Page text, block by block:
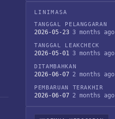
LINIMASA
TANGGAL PELANGGARAN
2026-05-23 3 months ago
TANGGAL LEAKCHECK
2026-05-01 3 months ago
DITAMBAHKAN
2026-06-07 2 months ago
PEMBARUAN TERAKHIR
2026-06-07 2 months ago